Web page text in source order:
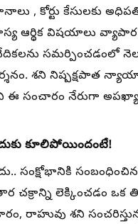
, కోర్టు కేసులకు
ఆర్థిక విషయాలు
సమర్పించడంలో
శని నిష్పక్షపాత
సంచారం నేరుగా
కూలిపోయిందంటే!
సంక్షోభానికి
లెక్కించడం ఒక
రాహువు శని